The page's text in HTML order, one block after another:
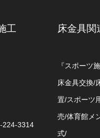
工
3314
床金具関
『スポーツ
床金具交換/
置/スポーツ
売/体育館メ
式/